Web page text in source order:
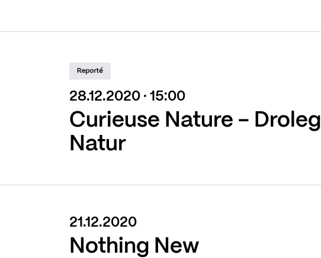
Reporté
28.12.2020 · 15:00
Curieuse Nature - Droleg
Natur
21.12.2020
Nothing New